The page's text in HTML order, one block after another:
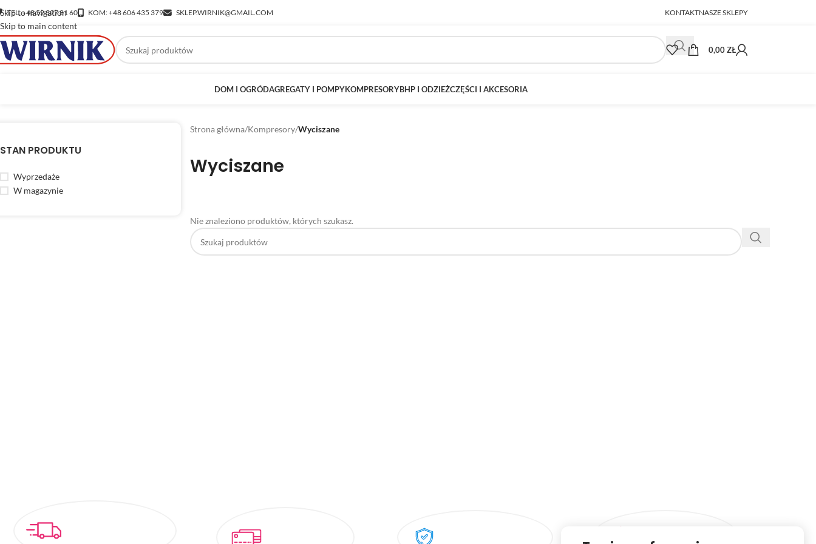
Skip to navigation
Skip to main content
TEL: +48 52 397 81 60 KOM: +48 606 435 379 SKLEP.WIRNIK@GMAIL.COM KONTAKTNASZE SKLEPY
0,00ZŁ
DOM I OGRÓDAGREGATY I POMPYKOMPRESORYBHP I ODZIEŻCZĘŚCI I AKCESORIA
STAN PRODUKTU
Wyprzedaże
W magazynie
Strona główna/Kompresory/Wyciszane
Wyciszane
Nie znaleziono produktów, których szukasz.